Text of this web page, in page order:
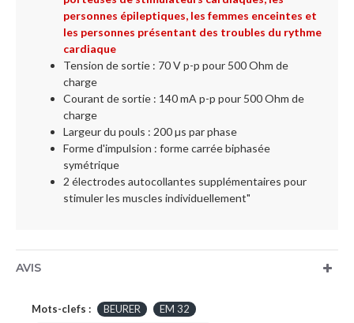
personnes épileptiques, les femmes enceintes et
les personnes présentant des troubles du rythme
cardiaque
Tension de sortie : 70 V p-p pour 500 Ohm de
charge
Courant de sortie : 140 mA p-p pour 500 Ohm de
charge
Largeur du pouls : 200 µs par phase
Forme d'impulsion : forme carrée biphasée
symétrique
2 électrodes autocollantes supplémentaires pour
stimuler les muscles individuellement"
AVIS
Mots-clefs : BEURER
EM 32